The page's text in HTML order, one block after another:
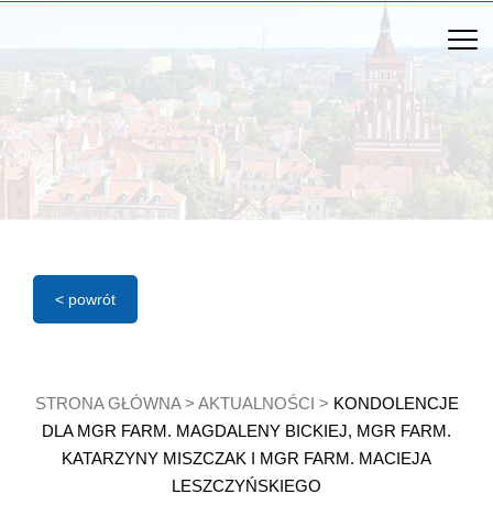
< powrót
STRONA GŁÓWNA> AKTUALNOŚCI > KONDOLENCJE
DLA MGR FARM. MAGDALENY BICKIEJ, MGR FARM.
KATARZYNY MISZCZAK I MGR FARM. MACIEJA
LESZCZYŃSKIEGO